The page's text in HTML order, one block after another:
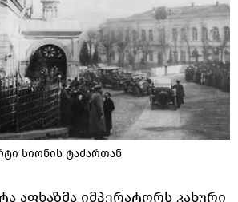
სიონის ტაძართან
აფხაზმა იმპერატორს კახური